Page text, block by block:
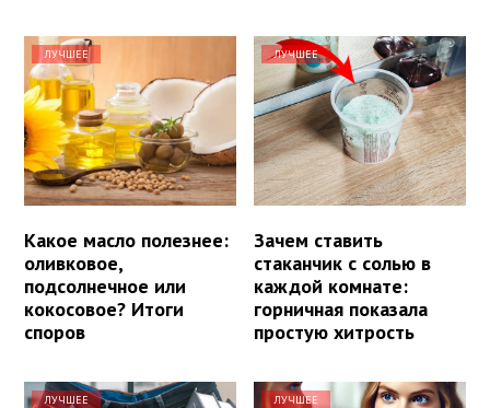
ЛУЧШЕЕ
Какое масло полезнее:
оливковое,
подсолнечное или
кокосовое? Итоги
споров
ЛУЧШЕЕ
Зачем ставить
стаканчик с солью в
каждой комнате:
горничная показала
простую хитрость
ЛУЧШЕЕ ЛУЧШЕЕ